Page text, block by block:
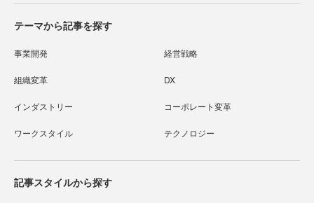
テーマから記事を探す
事業開発 経営戦略
組織変革 DX
インダストリー コーポレート変革
ワークスタイル テクノロジー
記事スタイルから探す